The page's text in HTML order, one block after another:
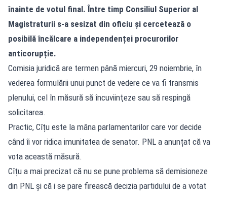
înainte de votul final. Între timp Consiliul Superior al
Magistraturii s-a sesizat din oficiu și cercetează o
posibilă încălcare a independenței procurorilor
anticorupție.
Comisia juridică are termen până miercuri, 29 noiembrie, în
vederea formulării unui punct de vedere ce va fi transmis
plenului, cel în măsură să încuviinţeze sau să respingă
solicitarea.
Practic, Cîțu este la mâna parlamentarilor care vor decide
când îi vor ridica imunitatea de senator. PNL a anunțat că va
vota această măsură.
Cîțu a mai precizat că nu se pune problema să demisioneze
din PNL și că i se pare firească decizia partidului de a votat